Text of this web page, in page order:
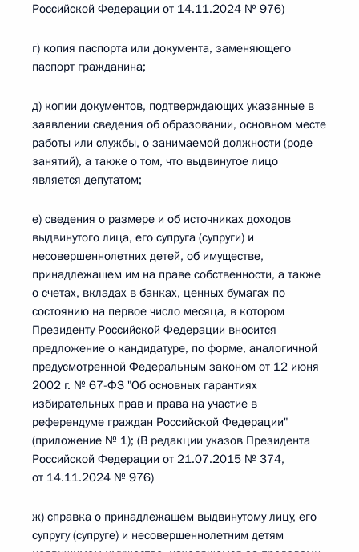
Российской Федерации от 14.11.2024 № 976)
г) копия паспорта или документа, заменяющего
паспорт гражданина;
д) копии документов, подтверждающих указанные в
заявлении сведения об образовании, основном месте
работы или службы, о занимаемой должности (роде
занятий), а также о том, что выдвинутое лицо
является депутатом;
е) сведения о размере и об источниках доходов
выдвинутого лица, его супруга (супруги) и
несовершеннолетних детей, об имуществе,
принадлежащем им на праве собственности, а также
о счетах, вкладах в банках, ценных бумагах по
состоянию на первое число месяца, в котором
Президенту Российской Федерации вносится
предложение о кандидатуре, по форме, аналогичной
предусмотренной Федеральным законом от 12 июня
2002 г. № 67-ФЗ "Об основных гарантиях
избирательных прав и права на участие в
референдуме граждан Российской Федерации"
(приложение № 1); (В редакции указов Президента
Российской Федерации от 21.07.2015 № 374,
от 14.11.2024 № 976)
ж) справка о принадлежащем выдвинутому лицу, его
супругу (супруге) и несовершеннолетним детям